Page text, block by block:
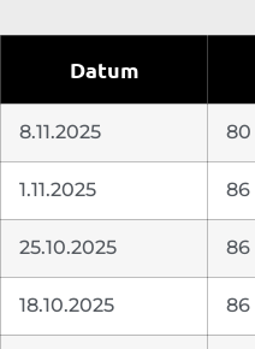
Datum
8.11.2025 80
1.11.2025 86
25.10.2025 86
18.10.2025 86